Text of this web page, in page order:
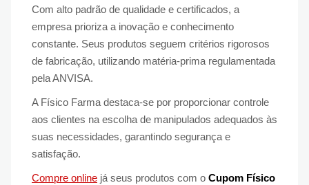
Com alto padrão de qualidade e certificados, a
empresa prioriza a inovação e conhecimento
constante. Seus produtos seguem critérios rigorosos
de fabricação, utilizando matéria-prima regulamentada
pela ANVISA.
A Físico Farma destaca-se por proporcionar controle
aos clientes na escolha de manipulados adequados às
suas necessidades, garantindo segurança e
satisfação.
Compre online já seus produtos com o Cupom Físico